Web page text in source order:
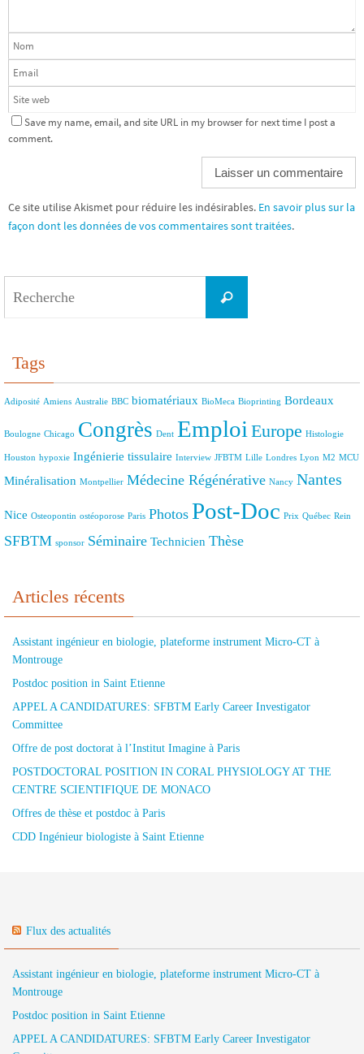
Save my name, email, and site URL in my browser for next time I post a
comment.
Ce site utilise Akismet pour réduire les indésirables. En savoir plus sur la
façon dont les données de vos commentaires sont traitées.
Recherche
Tags
Adiposité Amiens Australie BBC biomatériaux BioMeca Bioprinting Bordeaux
Boulogne Chicago Congrès Dent EmploiEurope Histologie
Houston hypoxie Ingénierie tissulaire Interview JFBTM Lille Londres Lyon M2 MCU
Minéralisation Montpellier Médecine Régénérative Nancy Nantes
Nice Osteopontin ostéoporose Paris Photos Post-Doc Prix Québec Rein
SFBTM sponsor Séminaire Technicien Thèse
Articles récents
Assistant ingénieur en biologie, plateforme instrument Micro-CT à
Montrouge
Postdoc position in Saint Etienne
APPEL A CANDIDATURES: SFBTM Early Career Investigator
Committee
Offre de post doctorat à l’Institut Imagine à Paris
POSTDOCTORAL POSITION IN CORAL PHYSIOLOGY AT THE
CENTRE SCIENTIFIQUE DE MONACO
Offres de thèse et postdoc à Paris
CDD Ingénieur biologiste à Saint Etienne
Flux des actualités
Assistant ingénieur en biologie, plateforme instrument Micro-CT à
Montrouge
Postdoc position in Saint Etienne
APPEL A CANDIDATURES: SFBTM Early Career Investigator